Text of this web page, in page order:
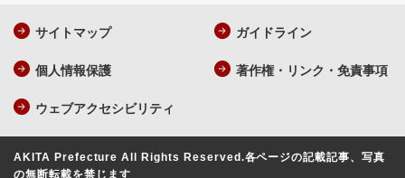
サイトマップ ガイドライン
個人情報保護 著作権・リンク・免責事項
ウェブアクセシビリティ
AKITA Prefecture All Rights Reserved.各ページの記載記事、写真
の無断転載を禁じます